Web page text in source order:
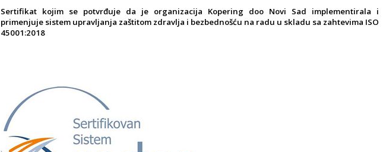
Sertifikat kojim se potvrđuje da je organizacija Kopering doo Novi Sad implementirala i
primenjuje sistem upravljanja zaštitom zdravlja i bezbednošću na radu u skladu sa zahtevima ISO
45001:2018